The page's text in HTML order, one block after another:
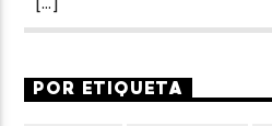
POR ETIQUETA